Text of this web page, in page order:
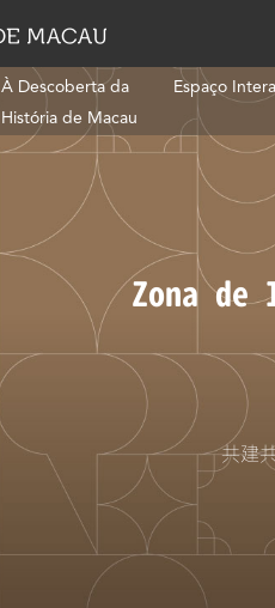
À Descoberta da
História de Macau
Espaço
Zona
共建